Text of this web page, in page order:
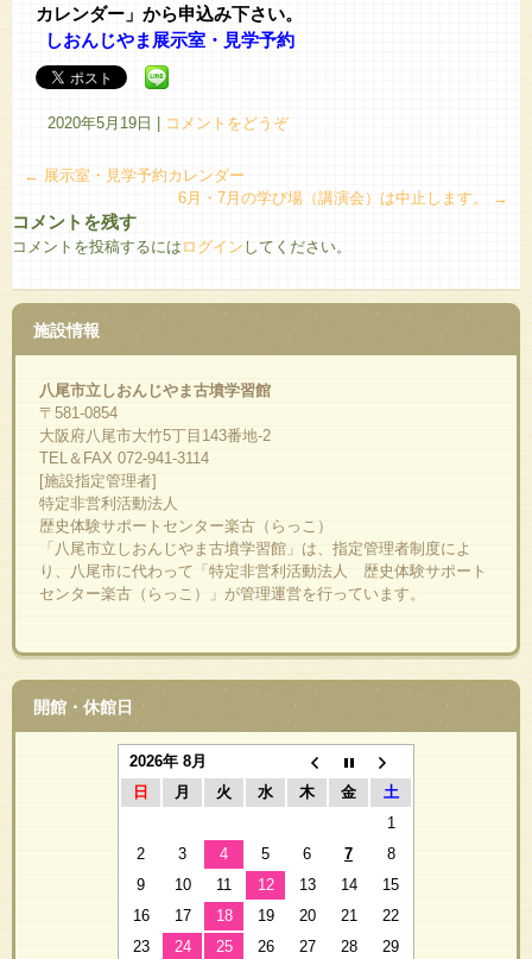
カレンダー」 から申込み下さい。
しおんじやま展示室・見学予約
2020年5月19日 コメントをどうぞ
← 展示室・見学予約カレンダー
6月・7月の学び場（講演会）は中止します。
→
コメントを残す
コメントを投稿するには ログイン してください。
施設情報
八尾市立しおんじやま古墳学習館
〒581-0854
大阪府八尾市大竹5丁目143番地-2
TEL＆FAX 072-941-3114
[施設指定管理者]
特定非営利活動法人
歴史体験サポートセンター楽古（らっこ）
「八尾市立しおんじやま古墳学習館」は、指定管理者制度によ
り、八尾市に代わって「特定非営利活動法人 歴史体験サポート
センター楽古（らっこ）」が管理運営を行っています。
開館・休館日
2026年 8月
日
月 火 水 木 金
土
1
2
3 4 5 6 7
8
9
10 11 12 13 14
15
16
17 18 19 20 21
22
23
24 25 26 27 28
29